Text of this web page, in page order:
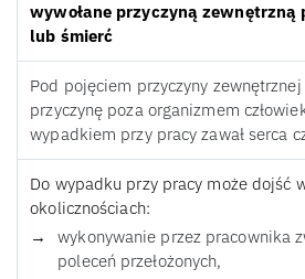
wywołane przyczyną zewnętrzną
lub śmierć
Pod pojęciem przyczyny
przyczynę poza organizmem
wypadkiem przy pracy zawał serca
Do wypadku przy pracy może dojść
okolicznościach:
wykonywanie przez pracownika
poleceń przełożonych,